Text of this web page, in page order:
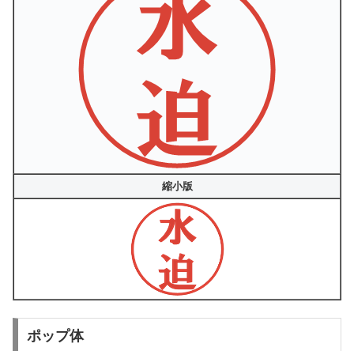
縮小版
ポップ体